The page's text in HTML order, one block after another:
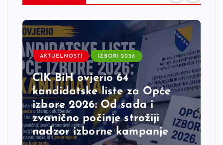
AKTUELNOSTI IZBORI 2026
CIK BiH ovjerio 64
kandidatske liste za Opće
izbore 2026: Od sada i
zvanično počinje strožiji
nadzor izborne kampanje